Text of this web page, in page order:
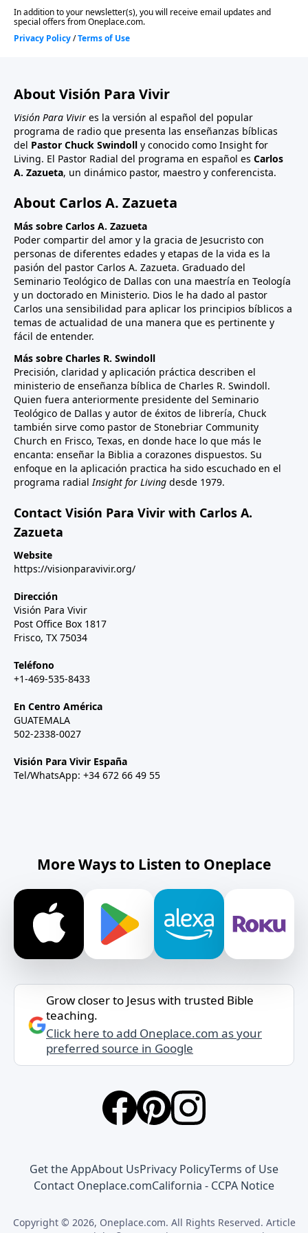
About Visión Para Vivir
Visión Para Vivir es la versión al español del popular
programa de radio que presenta las enseñanzas bíblicas
del Pastor Chuck Swindoll y conocido como Insight for
Living. El Pastor Radial del programa en español es Carlos
A. Zazueta, un dinámico pastor, maestro y conferencista.
About Carlos A. Zazueta
Más sobre Carlos A. Zazueta
Poder compartir del amor y la gracia de Jesucristo con
personas de diferentes edades y etapas de la vida es la
pasión del pastor Carlos A. Zazueta. Graduado del
Seminario Teológico de Dallas con una maestría en Teología
y un doctorado en Ministerio. Dios le ha dado al pastor
Carlos una sensibilidad para aplicar los principios bíblicos a
temas de actualidad de una manera que es pertinente y
fácil de entender.
Más sobre Charles R. Swindoll
Precisión, claridad y aplicación práctica describen el
ministerio de enseñanza bíblica de Charles R. Swindoll.
Quien fuera anteriormente presidente del Seminario
Teológico de Dallas y autor de éxitos de librería, Chuck
también sirve como pastor de Stonebriar Community
Church en Frisco, Texas, en donde hace lo que más le
encanta: enseñar la Biblia a corazones dispuestos. Su
enfoque en la aplicación practica ha sido escuchado en el
programa radialInsight for Living desde 1979.
Contact Visión Para Vivir with Carlos A.
Zazueta
Website
https://visionparavivir.org/
Dirección
Visión Para Vivir
Post Office Box 1817
Frisco, TX 75034
Teléfono
+1-469-535-8433
En Centro América
GUATEMALA
502-2338-0027
Visión Para Vivir España
Tel/WhatsApp: +34 672 66 49 55
More Ways to Listen to Oneplace
Grow closer to Jesus with trusted Bible
teaching.
Click here to add Oneplace.com as your
preferred source in Google
Get the AppAbout UsPrivacy PolicyTerms of Use
Contact Oneplace.comCalifornia - CCPA Notice
Copyright © 2026, Oneplace.com. All Rights Reserved. Article